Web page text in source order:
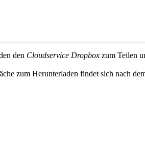
den Cloudservice Dropbox zum Teilen
zum Herunterladen findet sich nach